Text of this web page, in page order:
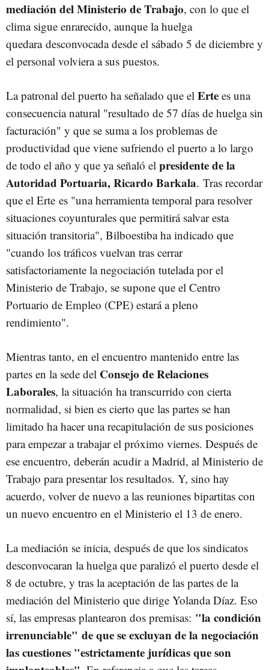
mediación del Ministerio de Trabajo, con lo que el
clima sigue enrarecido, aunque la huelga
quedara desconvocada desde el sábado 5 de diciembre y
el personal volviera a sus puestos.
La patronal del puerto ha señalado que el Erte es una
consecuencia natural "resultado de 57 días de huelga sin
facturación" y que se suma a los problemas de
productividad que viene sufriendo el puerto a lo largo
de todo el año y que ya señaló el presidente de la
Autoridad Portuaria, Ricardo Barkala. Tras recordar
que el Erte es "una herramienta temporal para resolver
situaciones coyunturales que permitirá salvar esta
situación transitoria", Bilboestiba ha indicado que
"cuando los tráficos vuelvan tras cerrar
satisfactoriamente la negociación tutelada por el
Ministerio de Trabajo, se supone que el Centro
Portuario de Empleo (CPE) estará a pleno
rendimiento".
Mientras tanto, en el encuentro mantenido entre las
partes en la sede del Consejo de Relaciones
Laborales, la situación ha transcurrido con cierta
normalidad, si bien es cierto que las partes se han
limitado ha hacer una recapitulación de sus posiciones
para empezar a trabajar el próximo viernes. Después de
ese encuentro, deberán acudir a Madrid, al Ministerio de
Trabajo para presentar los resultados. Y, sino hay
acuerdo, volver de nuevo a las reuniones bipartitas con
un nuevo encuentro en el Ministerio el 13 de enero.
La mediación se inicia, después de que los sindicatos
desconvocaran la huelga que paralizó el puerto desde el
8 de octubre, y tras la aceptación de las partes de la
mediación del Ministerio que dirige Yolanda Díaz. Eso
sí, las empresas plantearon dos premisas: "la condición
irrenunciable" de que se excluyan de la negociación
las cuestiones "estrictamente jurídicas que son